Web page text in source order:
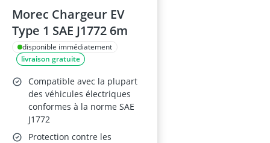
Morec Chargeur EV
Type 1 SAE J1772 6m
disponible immédiatement
livraison gratuite
Compatible avec la plupart
des véhicules électriques
conformes à la norme SAE
J1772
Protection contre les